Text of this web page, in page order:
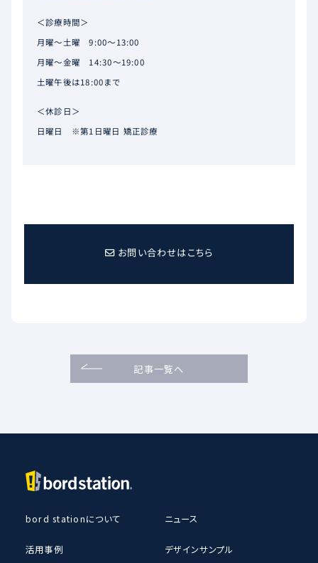
＜診療時間＞
月曜～土曜 9:00～13:00
月曜～金曜 14:30～19:00
土曜午後は18:00まで
＜休診日＞
日曜日 ※第1日曜日 矯正診療
お問い合わせはこちら
記事一覧へ
bord stationについて ニュース
活用事例 デザインサンプル